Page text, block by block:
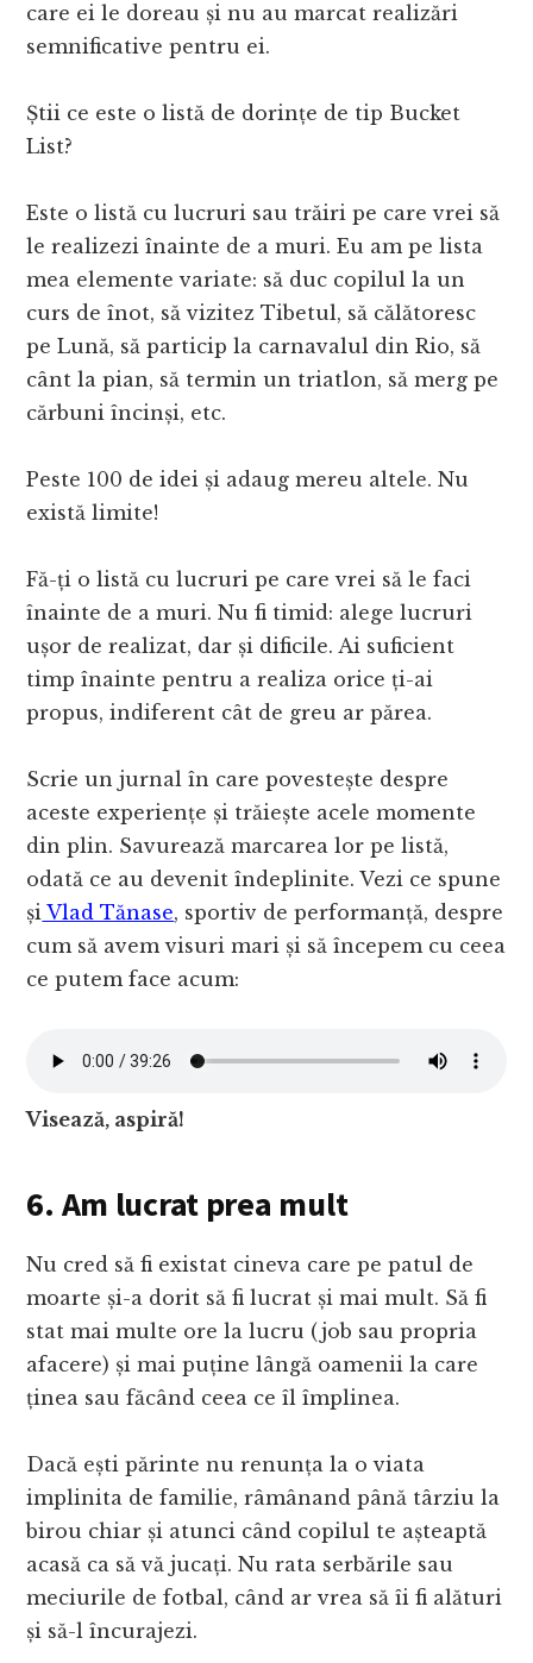
care ei le doreau și nu au marcat realizări
semnificative pentru ei.
Știi ce este o listă de dorințe de tip Bucket
List?
Este o listă cu lucruri sau trăiri pe care vrei să
le realizezi înainte de a muri. Eu am pe lista
mea elemente variate: să duc copilul la un
curs de înot, să vizitez Tibetul, să călătoresc
pe Lună, să particip la carnavalul din Rio, să
cânt la pian, să termin un triatlon, să merg pe
cărbuni încinși, etc.
Peste 100 de idei și adaug mereu altele. Nu
există limite!
Fă-ți o listă cu lucruri pe care vrei să le faci
înainte de a muri. Nu fi timid: alege lucruri
ușor de realizat, dar și dificile. Ai suficient
timp înainte pentru a realiza orice ți-ai
propus, indiferent cât de greu ar părea.
Scrie un jurnal în care povestește despre
aceste experiențe și trăiește acele momente
din plin. Savurează marcarea lor pe listă,
odată ce au devenit îndeplinite. Vezi ce spune
și Vlad Tănase, sportiv de performanță, despre
cum să avem visuri mari și să începem cu ceea
ce putem face acum:
Visează, aspiră!
6. Am lucrat prea mult
Nu cred să fi existat cineva care pe patul de
moarte și-a dorit să fi lucrat și mai mult. Să fi
stat mai multe ore la lucru (job sau propria
afacere) și mai puține lângă oamenii la care
ținea sau făcând ceea ce îl împlinea.
Dacă ești părinte nu renunța la o viata
implinita de familie, râmânand până târziu la
birou chiar și atunci când copilul te așteaptă
acasă ca să vă jucați. Nu rata serbările sau
meciurile de fotbal, când ar vrea să îi fi alături
și să-l încurajezi.